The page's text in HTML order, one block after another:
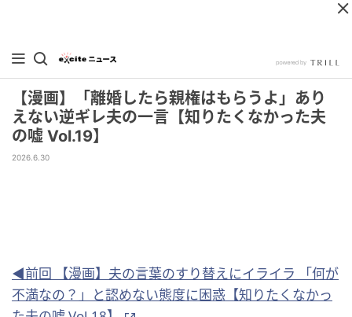
【漫画】「離婚したら親権はもらうよ」あり
えない逆ギレ夫の一言【知りたくなかった夫
の嘘 Vol.19】
2026.6.30
◀前回 【漫画】夫の言葉のすり替えにイライラ 「何が
不満なの？」と認めない態度に困惑【知りたくなかっ